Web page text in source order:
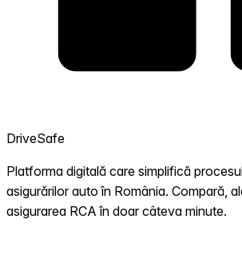
DriveSafe
Platforma digitală care simplifică
asigurărilor auto în România. Compară,
asigurarea RCA în doar câteva minute.